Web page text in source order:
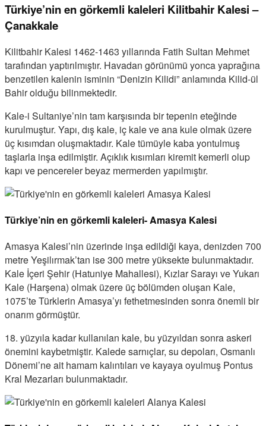
Türkiye’nin en görkemli kaleleri Kilitbahir Kalesi –
Çanakkale
Kilitbahir Kalesi 1462-1463 yıllarında Fatih Sultan Mehmet
tarafından yaptırılmıştır. Havadan görünümü yonca yaprağına
benzetilen kalenin isminin “Denizin Kilidi” anlamında Kilid-ül
Bahir olduğu bilinmektedir.
Kale-i Sultaniye’nin tam karşısında bir tepenin eteğinde
kurulmuştur. Yapı, dış kale, iç kale ve ana kule olmak üzere
üç kısımdan oluşmaktadır. Kale tümüyle kaba yontulmuş
taşlarla inşa edilmiştir. Açıklık kısımları kiremit kemerli olup
kapı ve pencereler beyaz mermerden yapılmıştır.
Türkiye’nin en görkemli kaleleri- Amasya Kalesi
Amasya Kalesi’nin üzerinde inşa edildiği kaya, denizden 700
metre Yeşilırmak’tan ise 300 metre yüksekte bulunmaktadır.
Kale İçeri Şehir (Hatuniye Mahallesi), Kızlar Sarayı ve Yukarı
Kale (Harşena) olmak üzere üç bölümden oluşan Kale,
1075’te Türklerin Amasya’yı fethetmesinden sonra önemli bir
onarım görmüştür.
18. yüzyıla kadar kullanılan kale, bu yüzyıldan sonra askeri
önemini kaybetmiştir. Kalede sarnıçlar, su depoları, Osmanlı
Dönemi’ne ait hamam kalıntıları ve kayaya oyulmuş Pontus
Kral Mezarları bulunmaktadır.